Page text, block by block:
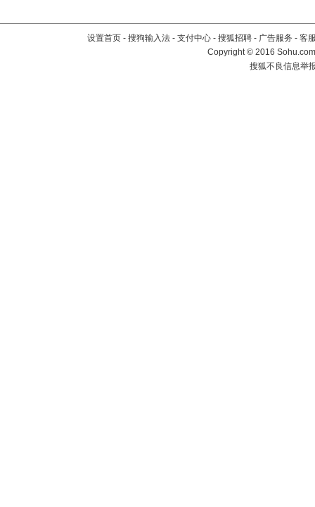
设置首页 - 搜狗输入法 - 支付中心 - 搜狐招聘 - 广告服务 - 客
Copyright©2016
搜狐不良信息举